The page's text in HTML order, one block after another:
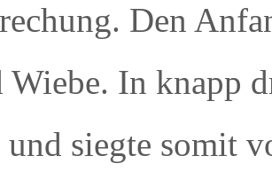
Den
Wiebe. In knapp
und siegte somit